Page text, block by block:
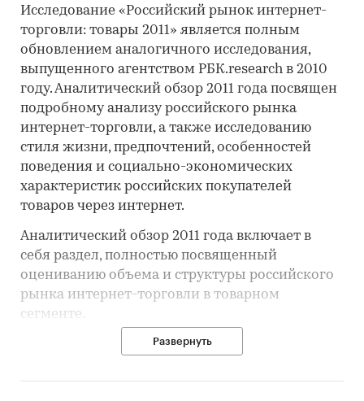
Исследование «Российский рынок интернет-
торговли: товары 2011» является полным
обновлением аналогичного исследования,
выпущенного агентством РБК.research в 2010
году. Аналитический обзор 2011 года посвящен
подробному анализу российского рынка
интернет-торговли, а также исследованию
стиля жизни, предпочтений, особенностей
поведения и социально-экономических
характеристик российских покупателей
товаров через интернет.
Аналитический обзор 2011 года включает в
себя раздел, полностью посвященный
оцениванию объема и структуры российского
рынка интернет-торговли в товарном
сегменте.
В исследовании приводятся различные
интернет, в зависимости от географии
Развернуть